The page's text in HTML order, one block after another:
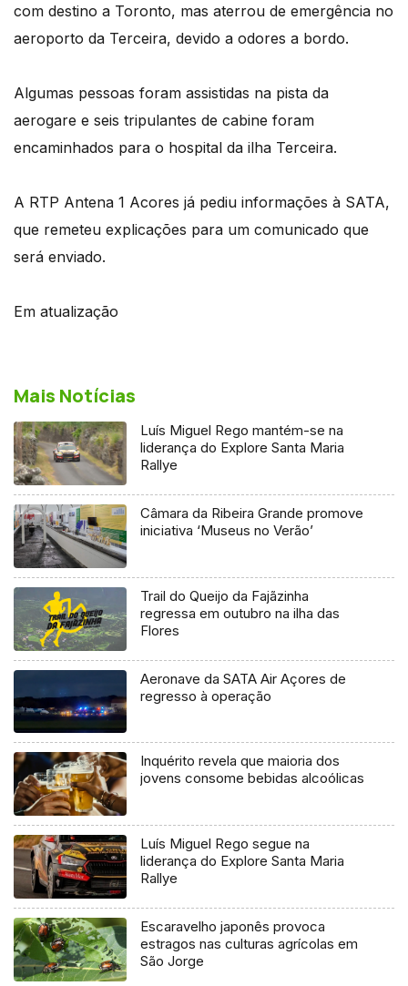
com destino a Toronto, mas aterrou de emergência no
aeroporto da Terceira, devido a odores a bordo.
Algumas pessoas foram assistidas na pista da
aerogare e seis tripulantes de cabine foram
encaminhados para o hospital da ilha Terceira.
A RTP Antena 1 Acores já pediu informações à SATA,
que remeteu explicações para um comunicado que
será enviado.
Em atualização
Mais Notícias
Luís Miguel Rego mantém-se na
liderança do Explore Santa Maria
Rallye
Câmara da Ribeira Grande promove
iniciativa ‘Museus no Verão’
Trail do Queijo da Fajãzinha
regressa em outubro na ilha das
Flores
Aeronave da SATA Air Açores de
regresso à operação
Inquérito revela que maioria dos
jovens consome bebidas alcoólicas
Luís Miguel Rego segue na
liderança do Explore Santa Maria
Rallye
Escaravelho japonês provoca
estragos nas culturas agrícolas em
São Jorge